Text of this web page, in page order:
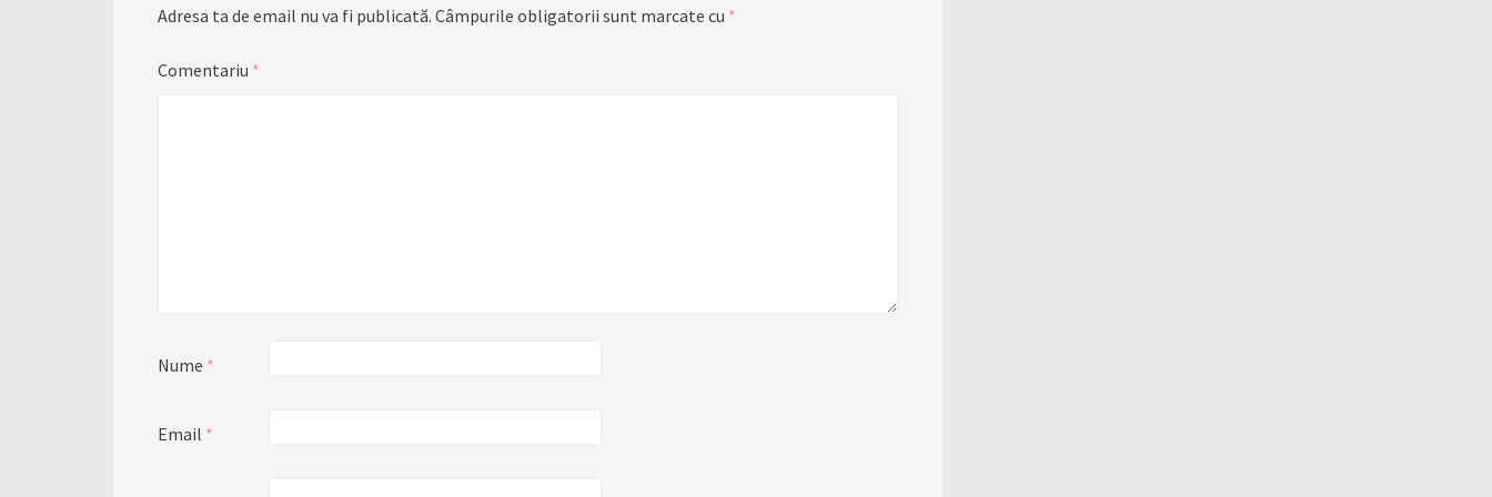
Adresa ta de email nu va fi publicată. Câmpurile obligatorii sunt marcate cu *
Comentariu *
Nume *
Email *